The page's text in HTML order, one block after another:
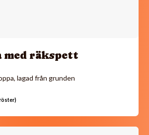
med räkspett
lagad från grunden